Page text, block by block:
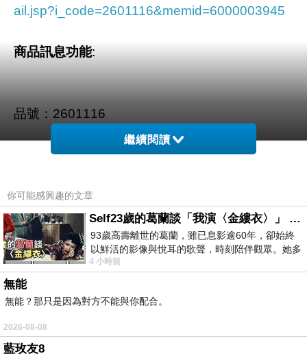
ail.jsp?i_code=2601116&memid=6000003945
商品訊息功能:
品號：2601116
經典工藝，永不褪流行
前後雙拉鍊設計讓收納更縝密
可肩揹/斜揹/手提 實用好百搭
商品訊息描述:
繼續閱讀
你可能感興趣的文章
Self23歲的葛蘭談「我演〈金縷衣〉」 #戀上老電影 #粟子 #葛蘭
93歲高壽離世的葛蘭，雖已息影逾60年，卻始終
以鮮活的影像與悅耳的歌聲，時刻陪伴觀眾。她多
才多藝、陽光開朗的形象，不僅保留在電影
4 小時前
無能
無能？那只是因為對方不能與你配合。
2026-08-08
藍玫友8